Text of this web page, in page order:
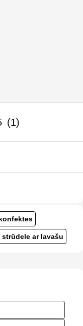
(1)
strūdele ar lavašu